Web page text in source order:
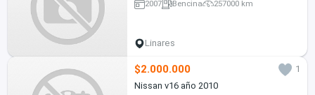
2007 Bencina 257000 km
Linares
$2.000.000
1
Nissan v16 año 2010